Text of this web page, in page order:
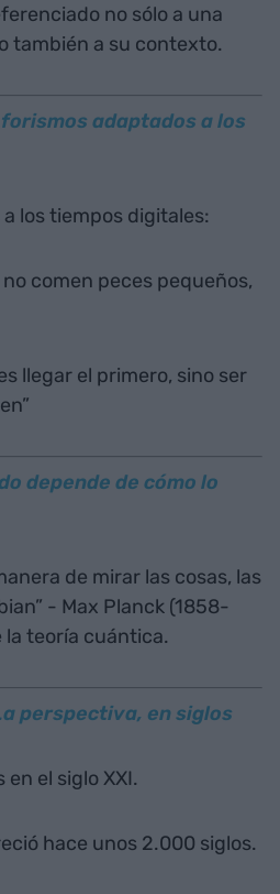
no sólo a una
también a su contexto.
adaptados a los
los tiempos digitales:
comen peces pequeños,
llegar el primero, sino ser
depende de cómo lo
de mirar las cosas, las
- Max Planck (1858-
la teoría cuántica.
perspectiva, en siglos
el siglo XXI.
hace unos 2.000 siglos.